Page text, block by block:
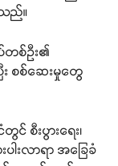
သည်။
တစ်ဦး၏
စစ်ဆေးမှုတွေ
စီးပွားရေး၊
ါးလာရာ အခြေခံ